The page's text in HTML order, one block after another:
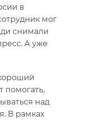
в
мог
снимали
А уже
помогать,
над
В рамках